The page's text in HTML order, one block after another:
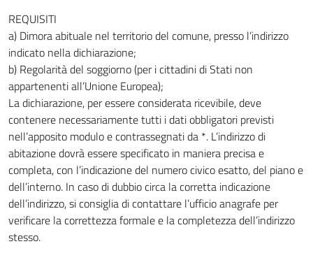
REQUISITI
a) Dimora abituale nel territorio del comune, presso l’indirizzo
indicato nella dichiarazione;
b) Regolarità del soggiorno (per i cittadini di Stati non
appartenenti all’Unione Europea);
La dichiarazione, per essere considerata ricevibile, deve
contenere necessariamente tutti i dati obbligatori previsti
nell’apposito modulo e contrassegnati da *. L’indirizzo di
abitazione dovrà essere specificato in maniera precisa e
completa, con l’indicazione del numero civico esatto, del piano e
dell’interno. In caso di dubbio circa la corretta indicazione
dell’indirizzo, si consiglia di contattare l’ufficio anagrafe per
verificare la correttezza formale e la completezza dell’indirizzo
stesso.